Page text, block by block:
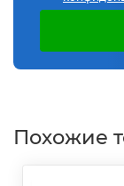
Похожие